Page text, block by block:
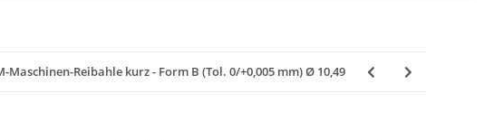
Maschinen-Reibahle kurz - Form B (Tol. 0/+0,005 mm) Ø 10,49